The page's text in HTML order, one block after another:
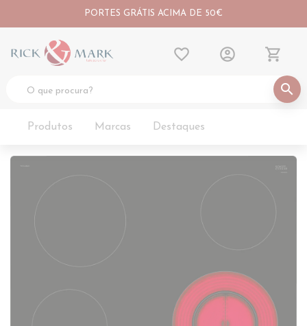
PORTES GRÁTIS ACIMA DE 50€
search
favorite_border account_circle shopping_cart
Produtos Marcas Destaques